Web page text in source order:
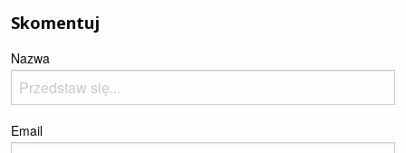
Skomentuj
Nazwa
Email